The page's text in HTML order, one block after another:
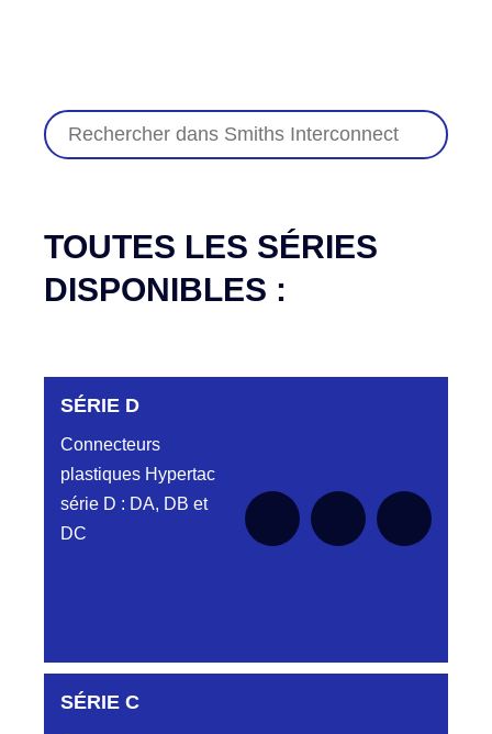
TOUTES LES SÉRIES
DISPONIBLES :
SÉRIE D
Connecteurs
plastiques Hypertac
série D : DA, DB et
DC
DC6122340N
D03EC612MT CONNECTEUR NOIR
SÉRIE C